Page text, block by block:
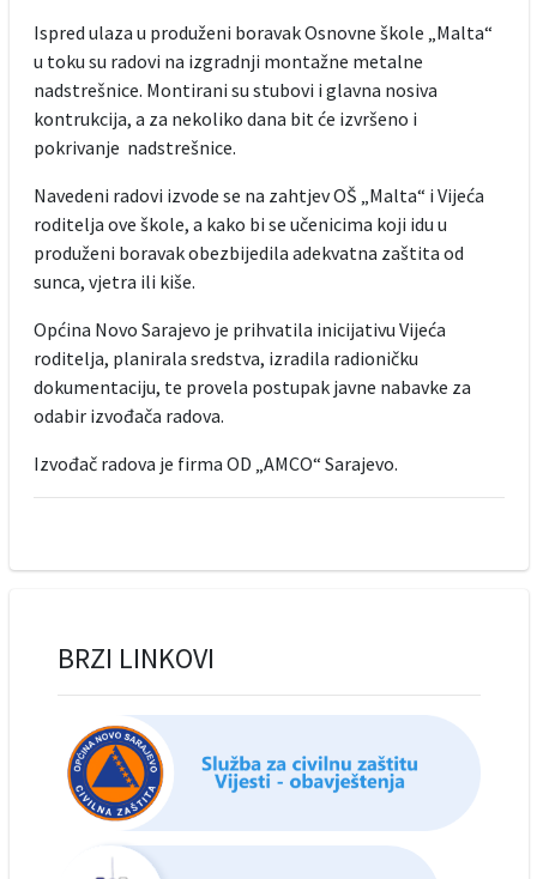
Ispred ulaza u produženi boravak Osnovne škole „Malta“
u toku su radovi na izgradnji montažne metalne
nadstrešnice. Montirani su stubovi i glavna nosiva
kontrukcija, a za nekoliko dana bit će izvršeno i
pokrivanje nadstrešnice.
Navedeni radovi izvode se na zahtjev OŠ „Malta“ i Vijeća
roditelja ove škole, a kako bi se učenicima koji idu u
produženi boravak obezbijedila adekvatna zaštita od
sunca, vjetra ili kiše.
Općina Novo Sarajevo je prihvatila inicijativu Vijeća
roditelja, planirala sredstva, izradila radioničku
dokumentaciju, te provela postupak javne nabavke za
odabir izvođača radova.
Izvođač radova je firma OD „AMCO“ Sarajevo.
BRZI LINKOVI